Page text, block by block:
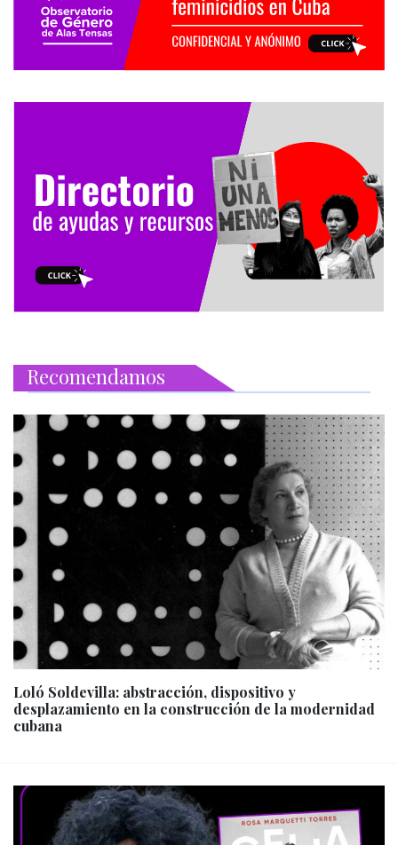
Recomendamos
Loló Soldevilla: abstracción, dispositivo y
desplazamiento en la construcción de la modernidad
cubana